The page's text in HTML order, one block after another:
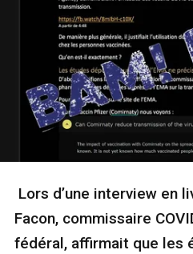
Lors d’une interview en
Facon, commissaire
fédéral, affirmait que les